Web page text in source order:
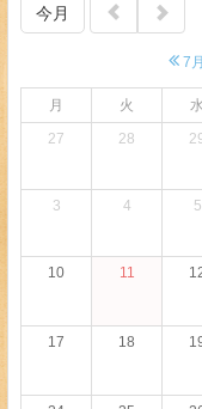
今月
7月
月 火 水
27
28
3 4 5
10 11
17 18